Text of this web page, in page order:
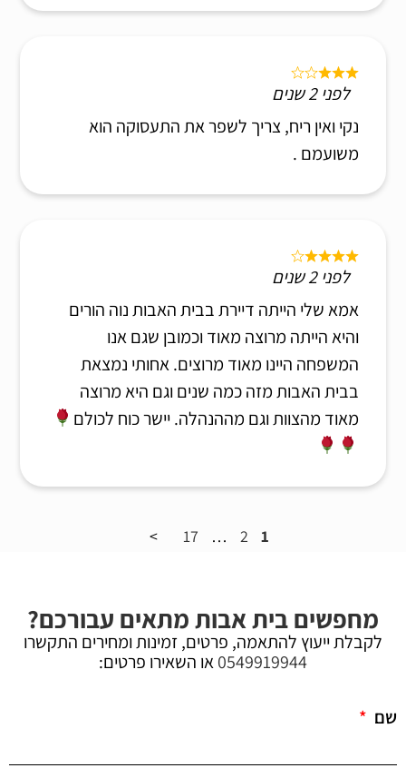
לפני 2 שנים
נקי ואין ריח, צריך לשפר את התעסוקה הוא
משועמם .
לפני 2 שנים
אמא שלי הייתה דיירת בבית האבות נוה הורים
והיא הייתה מרוצה מאוד וכמובן שגם אנו
המשפחה היינו מאוד מרוצים. אחותי נמצאת
בבית האבות מזה כמה שנים וגם היא מרוצה
מאוד מהצוות וגם מההנהלה. יישר כוח לכולם
1
2
…
17
מחפשים בית אבות מתאים עבורכם?
לקבלת ייעוץ להתאמה, פרטים, זמינות ומחירים התקשרו
0549919944או השאירו פרטים:
שם